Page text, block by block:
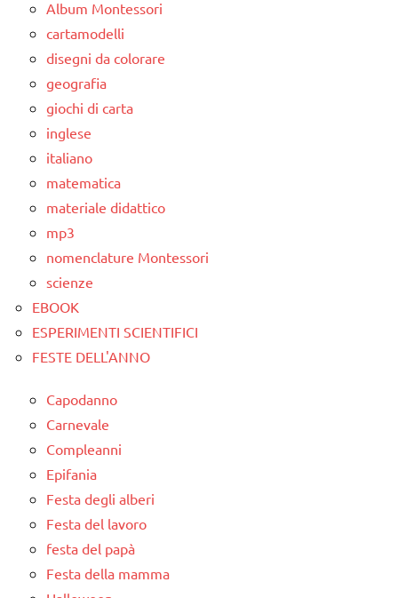
Album Montessori
cartamodelli
disegni da colorare
geografia
giochi di carta
inglese
italiano
matematica
materiale didattico
mp3
nomenclature Montessori
scienze
EBOOK
ESPERIMENTI SCIENTIFICI
FESTE DELL'ANNO
Capodanno
Carnevale
Compleanni
Epifania
Festa degli alberi
Festa del lavoro
festa del papà
Festa della mamma